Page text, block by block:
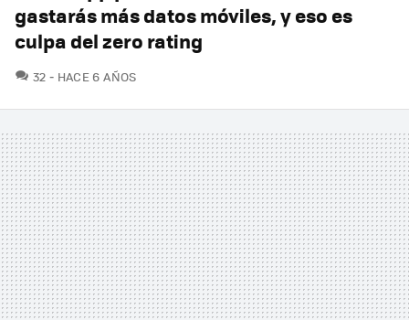
gastarás más datos móviles, y eso es
culpa del zero rating
32 COMENTARIOS
HACE 6 AÑOS